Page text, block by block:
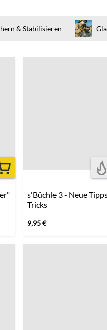
& Stabilisieren
s'Büchle 3 - Neue
Tricks
9,95€